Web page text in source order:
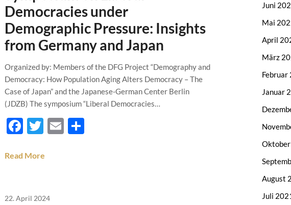
Democracies under
Demographic Pressure: Insights
from Germany and Japan
Organized by: Members of the DFG Project “Demography and
Democracy: How Population Aging Alters Democracy – The
Case of Japan” and the Japanese-German Center Berlin
(JDZB) The symposium “Liberal Democracies…
Facebook
Twitter
EmailTeilen
Read More
22. April 2024
Juni
Mai
April
März
Februar
Januar
August
Juli